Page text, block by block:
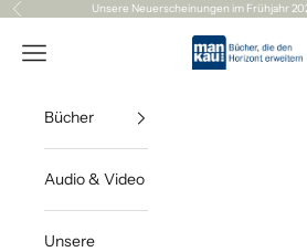
Zum Inhalt springen
Zurück Unsere Neuerscheinungen im Frühjahr
Mankau Verlag
Navigationsmenü öffnen
Bücher
Audio & Video
Unsere